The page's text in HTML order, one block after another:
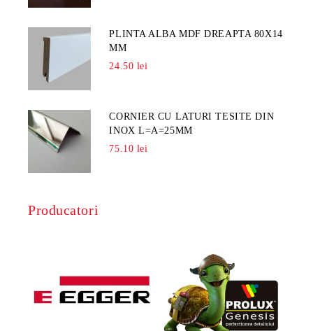
PLINTA ALBA MDF DREAPTA 80X14
MM
24.50 lei
CORNIER CU LATURI TESITE DIN
INOX L=A=25MM
75.10 lei
Producatori